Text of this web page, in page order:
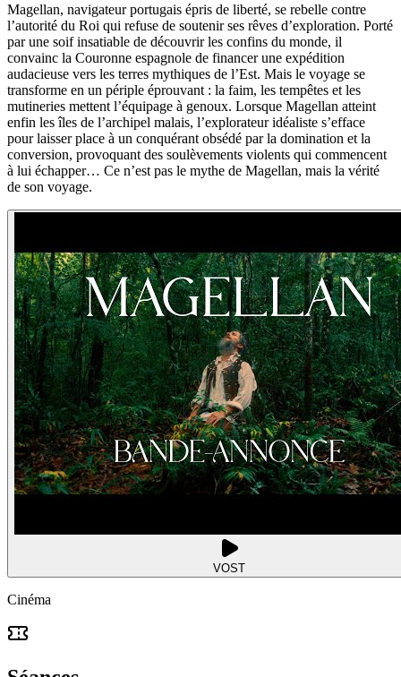
Magellan, navigateur portugais épris de liberté, se rebelle contre
l’autorité du Roi qui refuse de soutenir ses rêves d’exploration. Porté
par une soif insatiable de découvrir les confins du monde, il
convainc la Couronne espagnole de financer une expédition
audacieuse vers les terres mythiques de l’Est. Mais le voyage se
transforme en un périple éprouvant : la faim, les tempêtes et les
mutineries mettent l’équipage à genoux. Lorsque Magellan atteint
enfin les îles de l’archipel malais, l’explorateur idéaliste s’efface
pour laisser place à un conquérant obsédé par la domination et la
conversion, provoquant des soulèvements violents qui commencent
à lui échapper… Ce n’est pas le mythe de Magellan, mais la vérité
de son voyage.
VOST
Cinéma